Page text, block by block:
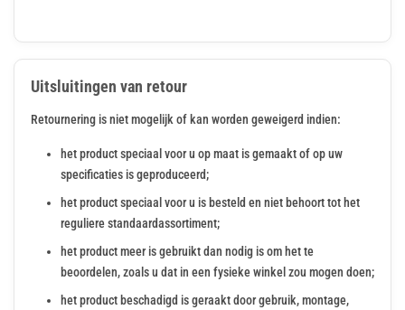
Uitsluitingen van retour
Retournering is niet mogelijk of kan worden geweigerd indien:
het product speciaal voor u op maat is gemaakt of op uw
specificaties is geproduceerd;
het product speciaal voor u is besteld en niet behoort tot het
reguliere standaardassortiment;
het product meer is gebruikt dan nodig is om het te
beoordelen, zoals u dat in een fysieke winkel zou mogen doen;
het product beschadigd is geraakt door gebruik, montage,